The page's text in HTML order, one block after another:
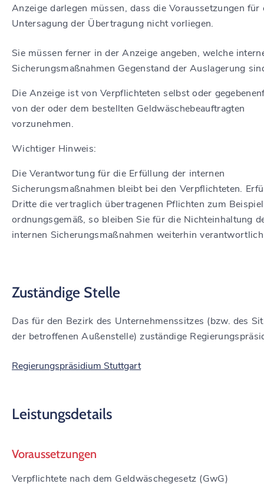
Anzeige darlegen müssen, dass die Voraussetzungen für
Untersagung der Übertragung nicht vorliegen.
Sie müssen ferner in der Anzeige angeben, welche
Sicherungsmaßnahmen Gegenstand der Auslagerung
Die Anzeige ist von Verpflichteten selbst oder
von der oder dem bestellten Geldwäschebeauftragten
vorzunehmen.
Wichtiger Hinweis:
Die Verantwortung für die Erfüllung der internen
Sicherungsmaßnahmen bleibt bei den Verpflichteten.
Dritte die vertraglich übertragenen Pflichten zum
ordnungsgemäß, so bleiben Sie für die Nichteinhaltung
internen Sicherungsmaßnahmen weiterhin
Zuständige Stelle
Das für den Bezirk des Unternehmenssitzes (bzw. des
der betroffenen Außenstelle) zuständige
Regierungspräsidium Stuttgart
Leistungsdetails
Voraussetzungen
Verpflichtete nach dem Geldwäschegesetz (GwG)